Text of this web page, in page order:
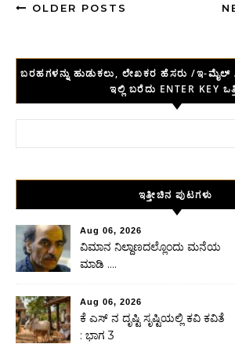
OLDER POSTS
ಬರಹಗಳನ್ನು ಹುಡುಕಲು, ಲೇಖಕರ ಹೆಸರು /ಇ-
ಇಲ್ಲಿ ಬರೆದು ENTER KEY
ಇತ್ತೀಚಿನ ಪುಟಗಳು
Aug 06, 2026
ವಿಮಾನ ನಿಲ್ದಾಣದಲ್ಲೊಂದು ಮನೆಯ
ಮಾಡಿ ….
Aug 06, 2026
ಕೆ ಎಸ್ ನ ದೃಷ್ಟಿ ಸೃಷ್ಟಿಯಲ್ಲಿ ಕವಿ ಕವಿತೆ
: ಭಾಗ 3